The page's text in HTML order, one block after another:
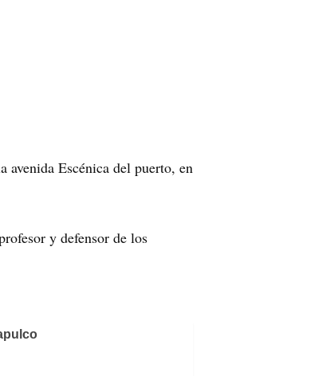
Escénica del puerto, en
y defensor de los